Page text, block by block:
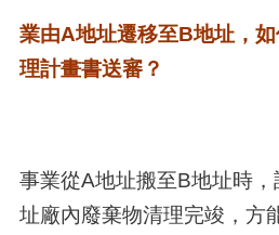
業由A地址遷移至B地址，
理計畫書送審？
事業從A地址搬至B地址時
址廠內廢棄物清理完竣，方